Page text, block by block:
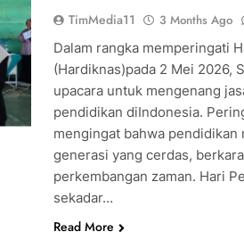
TimMedia11 3 Months Ago
Dalam rangka memperingati
(Hardiknas)pada 2 Mei 2026,
upacara untuk mengenang
pendidikan diIndonesia.
mengingat bahwa
generasi yang cerdas,
perkembangan zaman. Hari
sekadar…
Read More